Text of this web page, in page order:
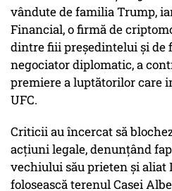
vândute de familia Trump,
Financial, o firmă de
dintre fiii preşedintelui şi de
negociator diplomatic, a
premiere a luptătorilor care
UFC.
Criticii au încercat să
acţiuni legale, denunţând
vechiului său prieten şi aliat
folosească terenul Casei